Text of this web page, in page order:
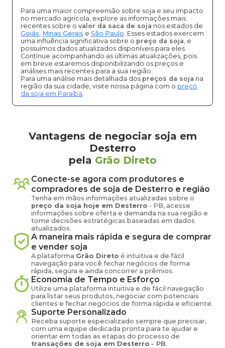
Para uma maior compreensão sobre soja e seu impacto
no mercado agrícola, explore as informações mais
recentes sobre o valor da saca de soja nos estados de
Goiás, Minas Gerais e São Paulo. Esses estados exercem
uma influência significativa sobre o preço da soja, e
possuímos dados atualizados disponíveis para eles.
Continue acompanhando as últimas atualizações, pois
em breve estaremos disponibilizando os preços e
análises mais recentes para a sua região.
Para uma análise mais detalhada dos preços da soja na
região da sua cidade, visite nossa página com o preço
da soja em Paraíba.
Vantagens de negociar soja em
Desterro
pela Grão Direto
Conecte-se agora com produtores e
compradores de soja de Desterro e região
Tenha em mãos informações atualizadas sobre o
preço da soja hoje em Desterro - PB, acesse
informações sobre oferta e demanda na sua região e
tome decisões estratégicas baseadas em dados
atualizados.
A maneira mais rápida e segura de comprar
e vender soja
A plataforma Grão Direto é intuitiva e de fácil
navegação para você fechar negócios de forma
rápida, segura e ainda concorrer a prêmios.
Economia de Tempo e Esforço
Utilize uma plataforma intuitiva e de fácil navegação
para listar seus produtos, negociar com potenciais
clientes e fechar negócios de forma rápida e eficiente.
Suporte Personalizado
Receba suporte especializado sempre que precisar,
com uma equipe dedicada pronta para te ajudar e
orientar em todas as etapas do processo de
transações de soja em Desterro - PB.